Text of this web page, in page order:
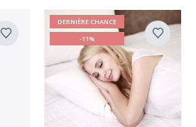
plusieurs
variations.
peuvent
DERNIÈRE CHANCE
-11%